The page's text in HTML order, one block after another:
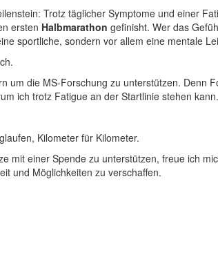
Trotz täglicher Symptome und einer
ersten Halbmarathon gefinisht. Wer das
sportliche, sondern vor allem eine mentale
um die MS-Forschung zu unterstützen. Denn
ich trotz Fatigue an der Startlinie stehen kann.
Kilometer für Kilometer.
mit einer Spende zu unterstützen, freue ich
und Möglichkeiten zu verschaffen.